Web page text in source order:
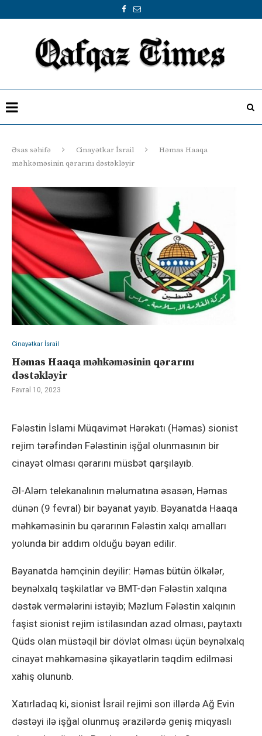
Əsas səhifə Cinayətkar İsrail
Həmas Haaqa
məhkəməsinin qərarını dəstəkləyir
Cinayətkar İsrail
Həmas Haaqa məhkəməsinin qərarını
dəstəkləyir
Fevral 10, 2023
Fələstin İslami Müqavimət Hərəkatı (Həmas) sionist
rejim tərəfindən Fələstinin işğal olunmasının bir
cinayət olması qərarını müsbət qarşılayıb.
Əl-Aləm telekanalının məlumatına əsasən, Həmas
dünən (9 fevral) bir bəyanat yayıb. Bəyanatda Haaqa
məhkəməsinin bu qərarının Fələstin xalqı amalları
yolunda bir addım olduğu bəyan edilir.
Bəyanatda həmçinin deyilir: Həmas bütün ölkələr,
beynəlxalq təşkilatlar və BMT-dən Fələstin xalqına
dəstək vermələrini istəyib; Məzlum Fələstin xalqının
faşist sionist rejim istilasından azad olması, paytaxtı
Qüds olan müstəqil bir dövlət olması üçün beynəlxalq
cinayət məhkəməsinə şikayətlərin təqdim edilməsi
xahiş olununb.
Xatırladaq ki, sionist İsrail rejimi son illərdə Ağ Evin
dəstəyi ilə işğal olunmuş ərazilərdə geniş miqyaslı